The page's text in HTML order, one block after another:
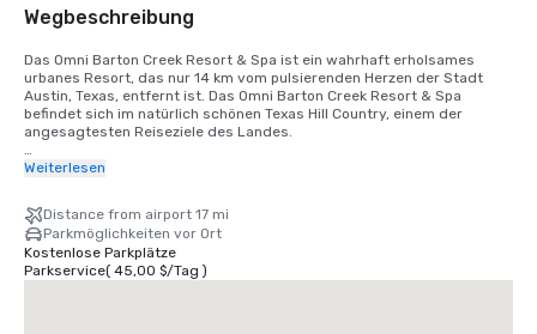
Wegbeschreibung
Das Omni Barton Creek Resort & Spa ist ein wahrhaft erholsames
urbanes Resort, das nur 14 km vom pulsierenden Herzen der Stadt
Austin, Texas, entfernt ist. Das Omni Barton Creek Resort & Spa
befindet sich im natürlich schönen Texas Hill Country, einem der
angesagtesten Reiseziele des Landes.
Vom internationalen Flughafen Austin-Bergstrom Anfahrt: Ungefähr —
Wenn Sie sich einer Ausfahrt des Austin-Bergstrom International
Airport nähern, fahren Sie vom Hotel Drive und Spirit of Texas Drive auf
den State Highway 71 West in Del Valle. Folgen Sie dem State Highway
71 West und US-290 West bis zur West Texas Highway 71 Service
Road/West US Highway 290 Service Road in Austin. Nehmen Sie von
Weiterlesen
Distance from airport 17 mi
Parkmöglichkeiten vor Ort
Kostenlose Parkplätze
Parkservice( 45,00 $/Tag )